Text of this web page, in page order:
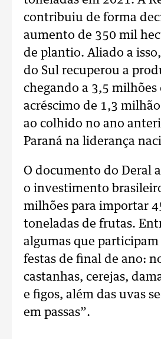
contribuiu de forma
aumento de 350 mil
de plantio. Aliado a
do Sul recuperou a
chegando a 3,5 milhões
acréscimo de 1,3
ao colhido no ano
Paraná na liderança
O documento do Deral
o investimento
milhões para importar
toneladas de frutas.
algumas que participam
festas de final de ano:
castanhas, cerejas,
e figos, além das uvas
em passas”.